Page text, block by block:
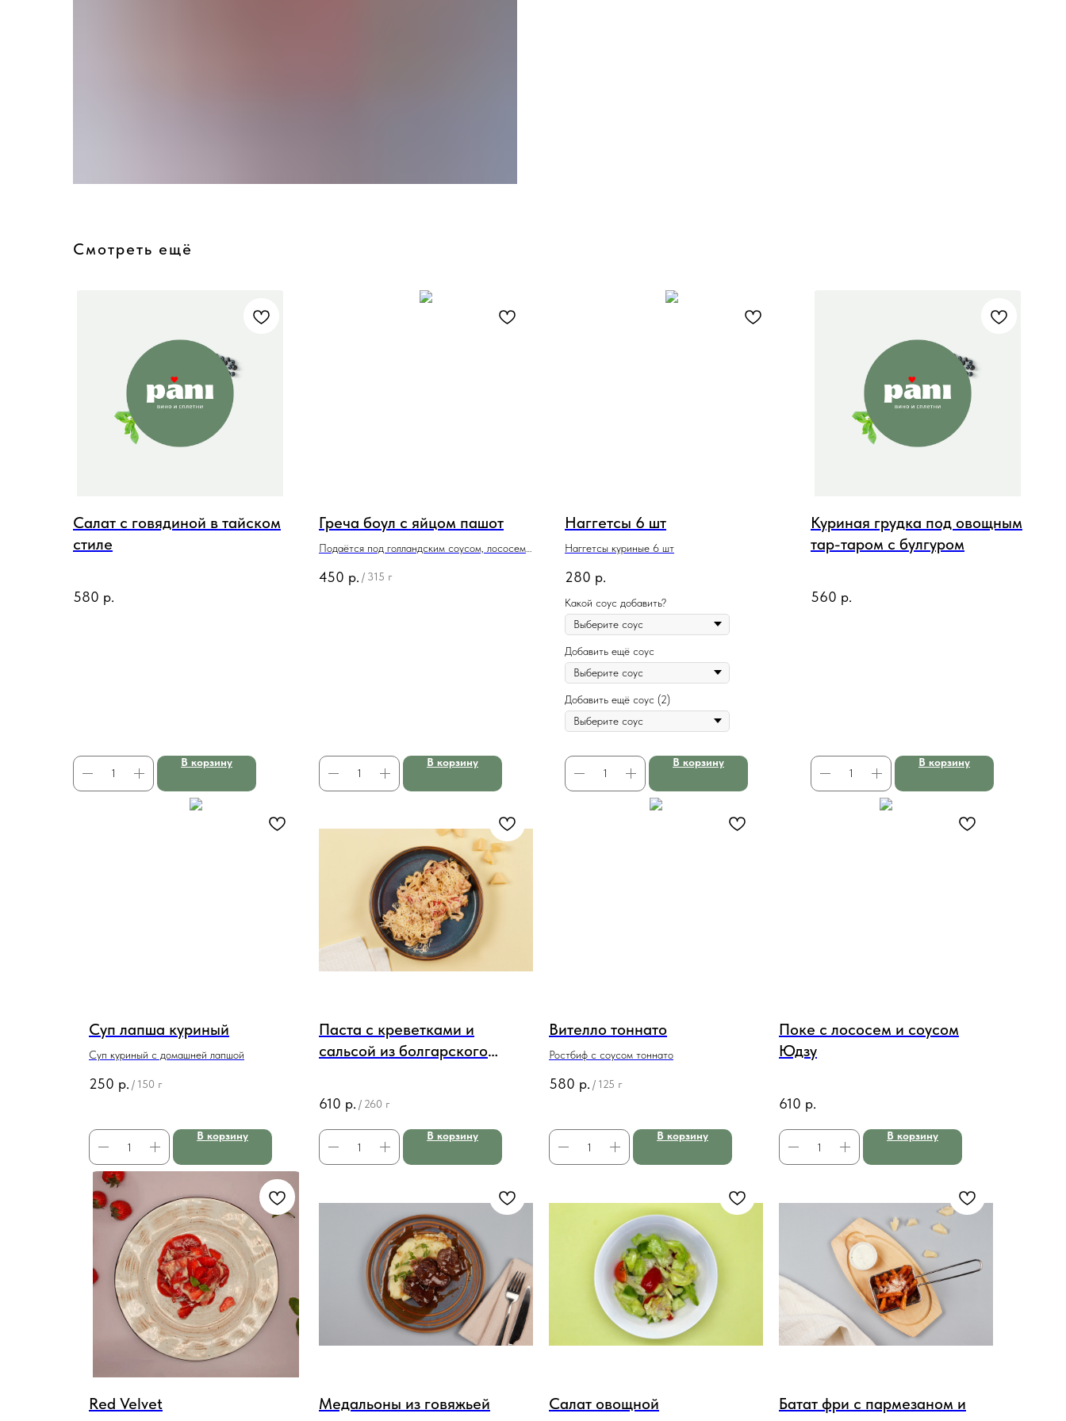
Смотреть ещё
Салат с говядиной в тайском
стиле
580 р.
В корзину
Греча боул с яйцом пашот
Подаётся под голландским соусом, лососем
450 р. / 315 г
В корзину
Наггетсы 6 шт
Наггетсы куриные 6 шт
280 р.
Какой соус добавить?
Добавить ещё соус
Добавить ещё соус (2)
В корзину
Куриная грудка под овощным
тар-таром с булгуром
560 р.
В корзину
Суп лапша куриный
Суп куриный с домашней лапшой
250 р. / 150 г
В корзину
Паста с креветками и
сальсой из болгарского
610 р. / 260 г
В корзину
Вителло тоннато
Ростбиф с соусом тоннато
580 р. / 125 г
В корзину
Поке с лососем и соусом
Юдзу
610 р.
В корзину
Red Velvet
Медальоны из говяжьей
Салат овощной
Батат фри с пармезаном и